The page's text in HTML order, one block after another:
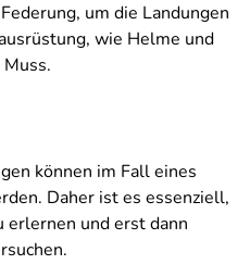
um die Landungen
wie Helme und
können im Fall eines
Daher ist es essenziell,
erlernen und erst dann